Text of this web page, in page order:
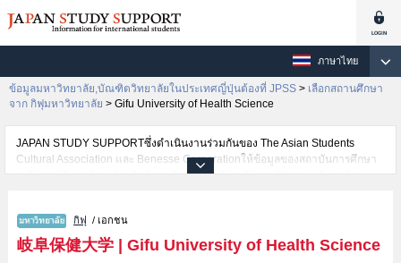
ภาษาไทย
ข้อมูลมหาวิทยาลัย,บัณฑิตวิทยาลัยในประเทศญี่ปุ่นต้องที่ JPSS > เลือกสถานศึกษา
จาก กิฟุมหาวิทยาลัย > Gifu University of Health Science
JAPAN STUDY SUPPORTซึ่งดำเนินงานร่วมกันของ The Asian Students
Cultural Association และ Benesse Corporationให้ข้อมูลของสถาบันการศึกษา
ระดับมหาวิทยาลัย・บัณฑิตวิทยาลัย・วิทยาลัยระดับอนุปริญญา・วิทยาลัย
นักศึกษาต่างชาติเช่นข้อมูลของแต่ละคณะ,ข้อมูลการสอบคัดเลือกเข้าศึกษาเช่น
จำนวนคนที่รับสมัครหรือจำนวนคนที่ผ่านการสอบคัดเลือกเป็นต้น,แนะนำสถาน
ที่,การเดินทางเป็นต้นไว้ด้วยดังนั้นขอเชิญใช้บริการค้นหาข้อมูลตามอัธยาศัย
กิฟุ / เอกชน
岐阜保健大学| Gifu University of Health Science